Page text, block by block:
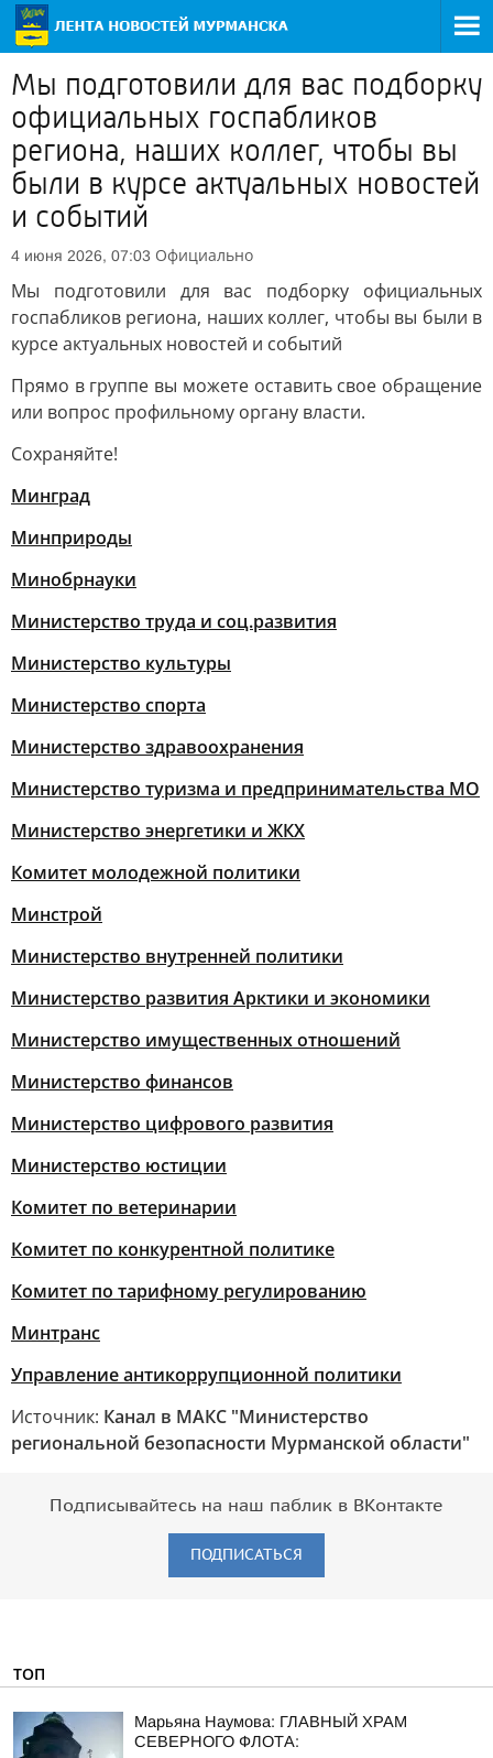
Мы подготовили для вас подборку
официальных госпабликов
региона, наших коллег, чтобы вы
были в курсе актуальных новостей
и событий
4 июня 2026, 07:03 Официально
Мы подготовили для вас подборку официальных
госпабликов региона, наших коллег, чтобы вы были в
курсе актуальных новостей и событий
Прямо в группе вы можете оставить свое обращение
или вопрос профильному органу власти.
Сохраняйте!
Минград
Минприроды
Минобрнауки
Министерство труда и соц.развития
Министерство культуры
Министерство спорта
Министерство здравоохранения
Министерство туризма и предпринимательства МО
Министерство энергетики и ЖКХ
Комитет молодежной политики
Минстрой
Министерство внутренней политики
Министерство развития Арктики и экономики
Министерство имущественных отношений
Министерство финансов
Министерство цифрового развития
Министерство юстиции
Комитет по ветеринарии
Комитет по конкурентной политике
Комитет по тарифному регулированию
Минтранс
Управление антикоррупционной политики
Источник: Канал в МАКС "Министерство
региональной безопасности Мурманской области"
Подписывайтесь на наш паблик в ВКонтакте
ПОДПИСАТЬСЯ
ТОП
Марьяна Наумова: ГЛАВНЫЙ ХРАМ
СЕВЕРНОГО ФЛОТА: